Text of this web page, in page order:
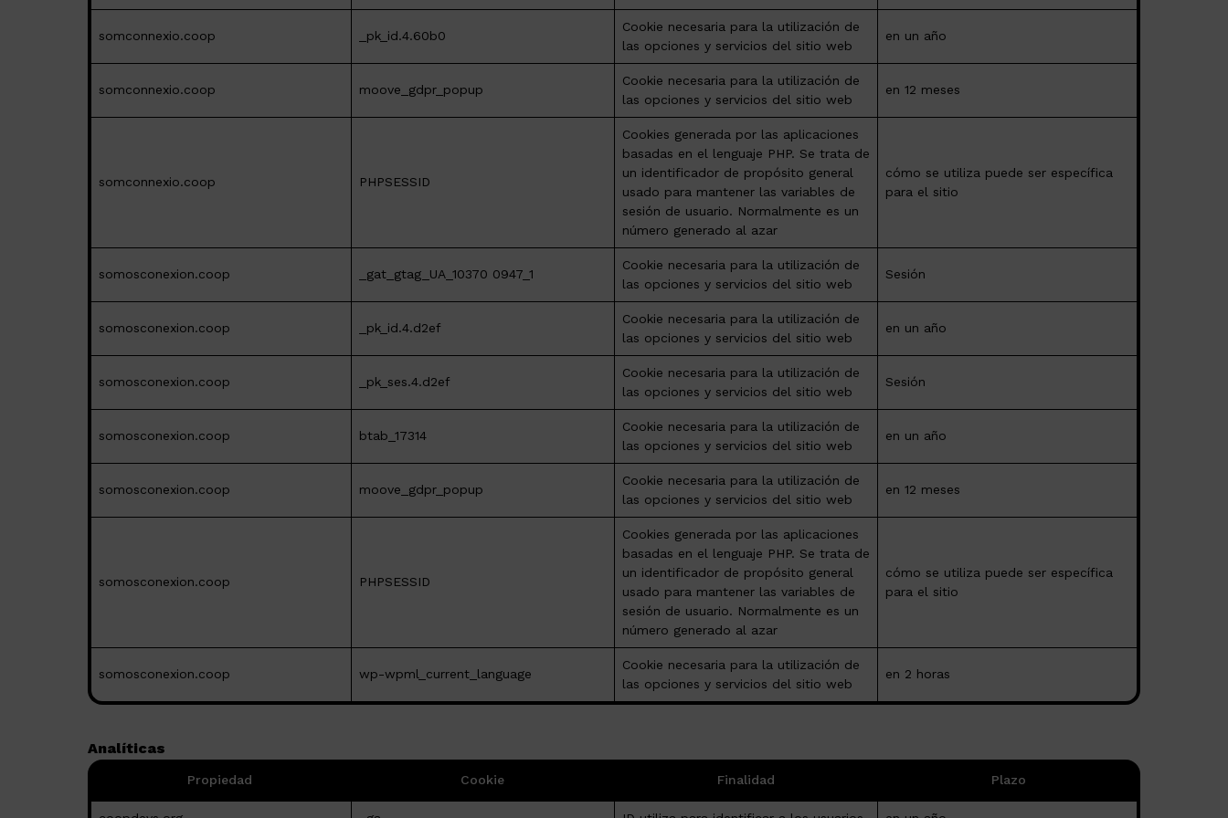
somconnexio.coop _pk_id.4.60b0
Cookie necesaria para la utilización de
las opciones y servicios del sitio web
en un año
somconnexio.coop moove_gdpr_popup
Cookie necesaria para la utilización de
las opciones y servicios del sitio web
en 12 meses
somconnexio.coop PHPSESSID
Cookies generada por las aplicaciones
basadas en el lenguaje PHP. Se trata de
un identificador de propósito general
usado para mantener las variables de
sesión de usuario. Normalmente es un
número generado al azar
cómo se utiliza puede ser específica
para el sitio
somosconexion.coop _gat_gtag_UA_10370 0947_1
Cookie necesaria para la utilización de
las opciones y servicios del sitio web
Sesión
somosconexion.coop _pk_id.4.d2ef
Cookie necesaria para la utilización de
las opciones y servicios del sitio web
en un año
somosconexion.coop _pk_ses.4.d2ef
Cookie necesaria para la utilización de
las opciones y servicios del sitio web
Sesión
somosconexion.coop btab_17314
Cookie necesaria para la utilización de
las opciones y servicios del sitio web
en un año
somosconexion.coop moove_gdpr_popup
Cookie necesaria para la utilización de
las opciones y servicios del sitio web
en 12 meses
somosconexion.coop PHPSESSID
Cookies generada por las aplicaciones
basadas en el lenguaje PHP. Se trata de
un identificador de propósito general
usado para mantener las variables de
sesión de usuario. Normalmente es un
número generado al azar
cómo se utiliza puede ser específica
para el sitio
somosconexion.coop wp-wpml_current_language
Cookie necesaria para la utilización de
las opciones y servicios del sitio web
en 2 horas
Analíticas
Propiedad Cookie Finalidad Plazo